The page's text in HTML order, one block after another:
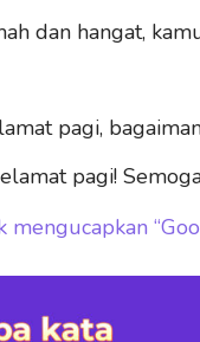
dan hangat,
pagi,
pagi!